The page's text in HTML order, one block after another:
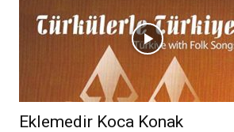
Eklemedir Koca Konak